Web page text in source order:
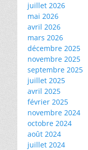
juillet 2026
mai 2026
avril 2026
mars 2026
décembre 2025
novembre 2025
septembre 2025
juillet 2025
avril 2025
février 2025
novembre 2024
octobre 2024
août 2024
juillet 2024